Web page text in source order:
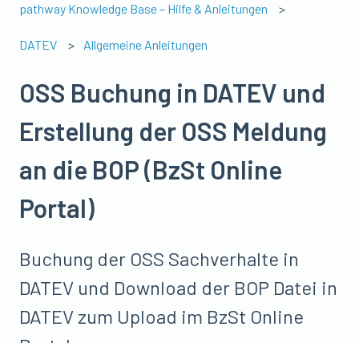
pathway Knowledge Base – Hilfe & Anleitungen
DATEV Allgemeine Anleitungen
OSS Buchung in DATEV und
Erstellung der OSS Meldung
an die BOP (BzSt Online
Portal)
Buchung der OSS Sachverhalte in
DATEV und Download der BOP Datei in
DATEV zum Upload im BzSt Online